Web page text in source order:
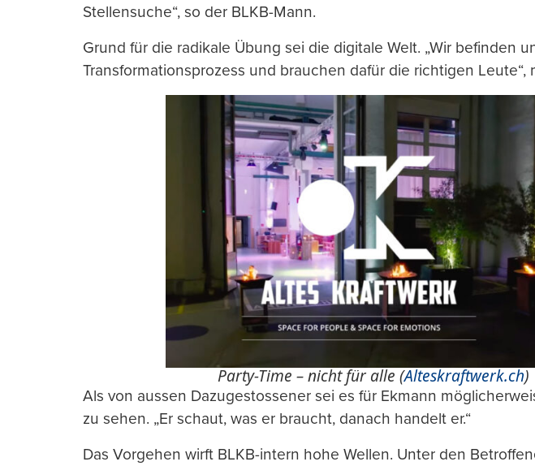
Stellensuche“, so der BLKB-Mann.
Grund für die radikale Übung sei die digitale Welt. „Wir befinden
Transformationsprozess und brauchen dafür die richtigen Leute“,
Party-Time – nicht für alle (Alteskraftwerk.ch)
Als von aussen Dazugestossener sei es für Ekmann
zu sehen. „Er schaut, was er braucht, danach handelt er.“
Das Vorgehen wirft BLKB-intern hohe Wellen. Unter den